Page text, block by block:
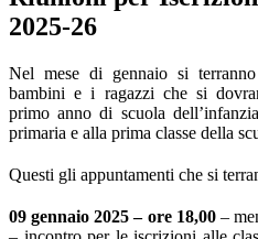
2025-26
Nel mese di gennaio si
bambini e i ragazzi che si
primo anno di scuola
primaria e alla prima classe della
Questi gli appuntamenti che si
09 gennaio 2025 – ore 18,00 –